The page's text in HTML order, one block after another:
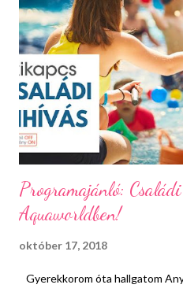
lemondanunk róla, csupán csak
cserélni hozzá. Egy vastagabb
vagány dzseki elég hozzá...
19.századból és válasszunk idén
nagyon nőiesek és eltérnek a
Programajánló:
Aquaworldben!
október 17, 2018
Gyerekkorom óta hallgatom